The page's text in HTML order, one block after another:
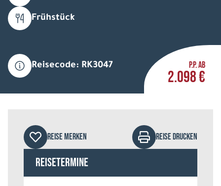
Frühstück
Reisecode: RK3047 P.P. AB
2.098 €
REISE MERKEN REISE DRUCKEN
Reisetermine